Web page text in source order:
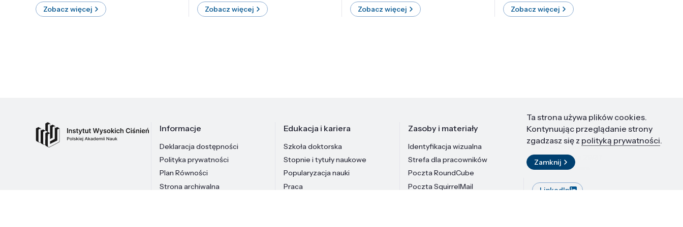
Zobacz więcej Zobacz więcej Zobacz więcej Zobacz więcej
Informacje
Deklaracja dostępności
Polityka prywatności
Plan Równości
Strona archiwalna
Edukacja i kariera
Szkoła doktorska
Stopnie i tytuły naukowe
Popularyzacja nauki
Praca
Zasoby i materiały
Identyfikacja wizualna
Strefa dla pracowników
Poczta RoundCube
Poczta SquirrelMail
Kontakt
Instytut Wysokich Ciśnień PAN
ul. Sokołowska 29/37
01-142 Warszawa
LinkedIn
Ta strona używa plików cookies.
Kontynuując przeglądanie strony
zgadzasz się z polityką prywatności.
Zamknij